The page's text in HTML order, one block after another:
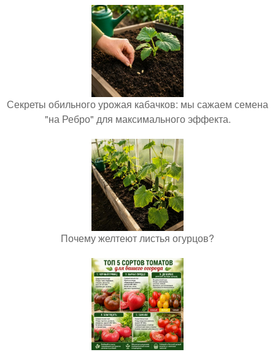
Секреты обильного урожая кабачков: мы сажаем семена
"на Ребро" для максимального эффекта.
Почему желтеют листья огурцов?